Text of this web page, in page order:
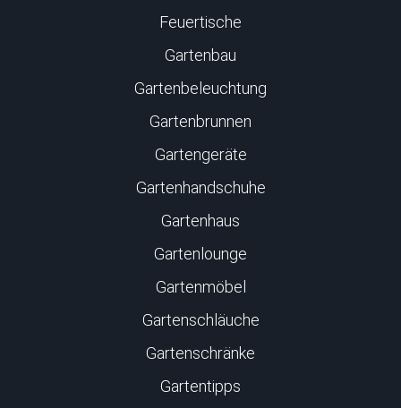
Feuertische
Gartenbau
Gartenbeleuchtung
Gartenbrunnen
Gartengeräte
Gartenhandschuhe
Gartenhaus
Gartenlounge
Gartenmöbel
Gartenschläuche
Gartenschränke
Gartentipps